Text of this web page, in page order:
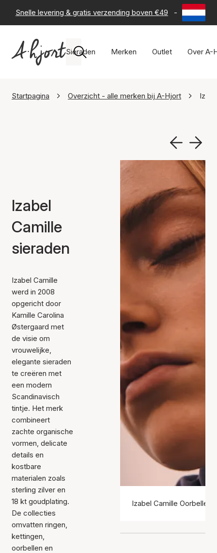
Snelle levering & gratis verzending boven €49 - 60 dagen
Sieraden Merken Outlet Over A-
Startpagina Overzicht - alle merken bij A-Hjort
Izabel
Camille
sieraden
Izabel Camille
werd in 2008
opgericht door
Kamille Carolina
Østergaard met
de visie om
vrouwelijke,
elegante sieraden
te creëren met
een modern
Scandinavisch
tintje. Het merk
combineert
zachte organische
vormen, delicate
details en
kostbare
materialen zoals
sterling zilver en
18 kt goudplating.
De collecties
omvatten ringen,
kettingen,
oorbellen en
Izabel Camille Oorbellen